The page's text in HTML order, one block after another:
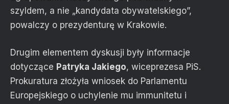
szyldem, a nie „kandydata obywatelskiego”,
powalczy o prezydenturę w Krakowie.
Drugim elementem dyskusji były informacje
dotyczące Patryka Jakiego, wiceprezesa PiS.
Prokuratura złożyła wniosek do Parlamentu
Europejskiego o uchylenie mu immunitetu i